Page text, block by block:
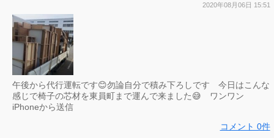
2020年08月06日 15:51
午後から代行運転です😊勿論自分で積み下ろしです 今日はこんな
感じで椅子の芯材を東員町まで運んで来ました😅 ワンワン
iPhoneから送信
コメント 0件